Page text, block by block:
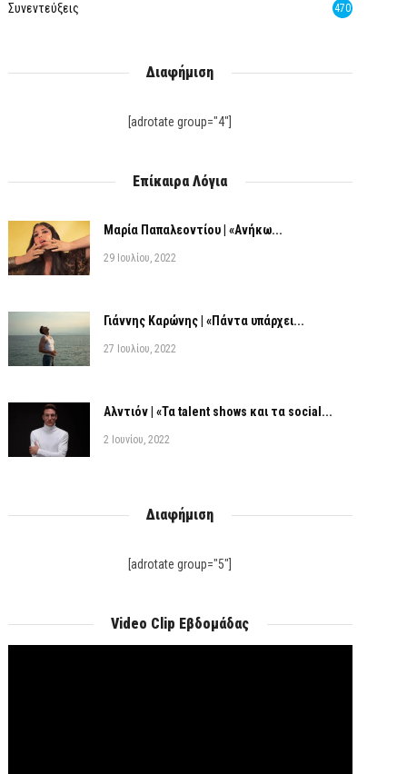
Συνεντεύξεις 470
Διαφήμιση
[adrotate group="4"]
Επίκαιρα Λόγια
Μαρία Παπαλεοντίου | «Ανήκω...
29 Ιουλίου, 2022
Γιάννης Καρώνης | «Πάντα υπάρχει...
27 Ιουλίου, 2022
Αλντιόν | «Τα talent shows και τα social...
2 Ιουνίου, 2022
Διαφήμιση
[adrotate group="5"]
Video Clip Εβδομάδας